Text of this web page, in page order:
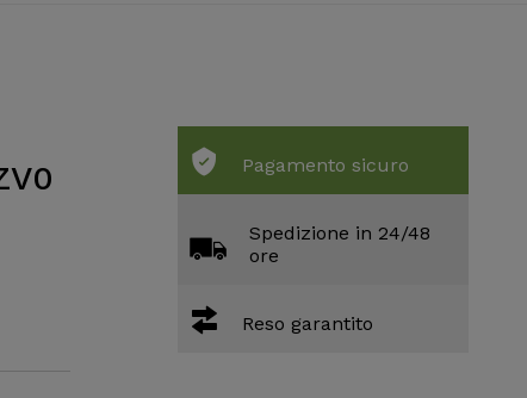
Pagamento sicuro
Spedizione in 24/48
ore
Reso garantito